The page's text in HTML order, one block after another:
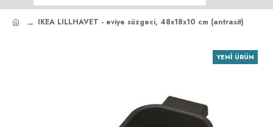
IKEA LILLHAVET - eviye süzgeci, 48x18x10 cm (antrasit)
YENI ÜRÜN